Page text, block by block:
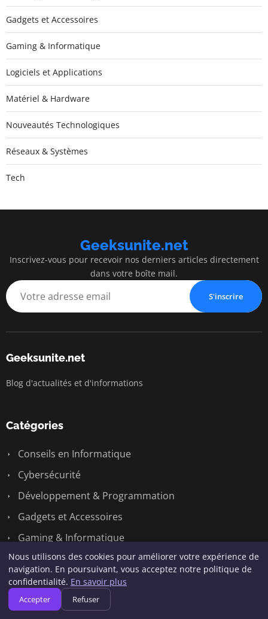
Gadgets et Accessoires
Gaming & Informatique
Logiciels et Applications
Matériel & Hardware
Nouveautés Technologiques
Réseaux & Systèmes
Tech
Geeksunite.net
Inscrivez-vous pour recevoir nos derniers articles directement
dans votre boîte mail.
S'inscrire
Geeksunite.net
Blog d'actualités et d'informations
Catégories
Conseils en Informatique
Cybersécurité
Développement & Programmation
Gadgets et Accessoires
Gaming & Informatique
Logiciels et Applications
Matériel & Hardware
Nouveautés Technologiques
Nous utilisons des cookies pour améliorer votre expérience de
navigation. En poursuivant, vous acceptez notre politique de
confidentialité. En savoir plus
Accepter Refuser